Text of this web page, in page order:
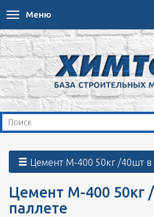
Toggle
navigation
Меню
Цемент М-400 50кг /40шт в
Цемент М-400 50кг
паллете